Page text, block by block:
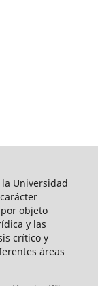
Universidad
objeto
y las
crítico y
áreas